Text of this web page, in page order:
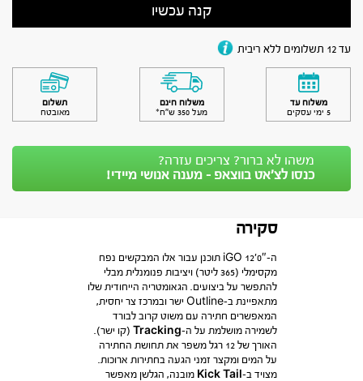
קנה עכשיו
עד 12 תשלומים ללא ריבית
משלוח עד
5 ימי עסקים
משלוח חינם
מעל 350 ש״ח*
תשלום
מאובטח
משהו לא ברור? צריכים עזרה?
כנסו לצ’אט בווצאפ - מענה אנושי מיידי!
סקירה
ה-iGO 12’0″ תוכנן עבור אלו המבקשים נפח
מקסימלי (365 ליטר) ויציבות פנומנלית מבלי
להתפשר על ביצועים. הגאומטריה הייחודית שלו
מתאפיינת ב-Outline ישר ובמרכז צר יחסית,
המאפשרים חתירה עם משוט קרוב לבורד
לשמירה מושלמת על ה-Tracking(קו ישר).
האורך של 12 רגל משפר את תחושת החתירה
על המים ומקצר זמני הגעה בחתירות ארוכות.
מצויד ב-Kick Tail מובנה, הגלשן מאפשר